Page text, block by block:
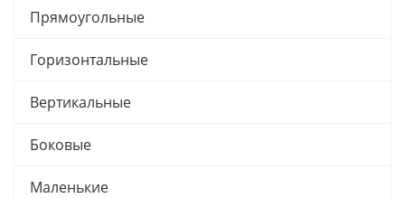
Прямоугольные
Горизонтальные
Вертикальные
Боковые
Маленькие